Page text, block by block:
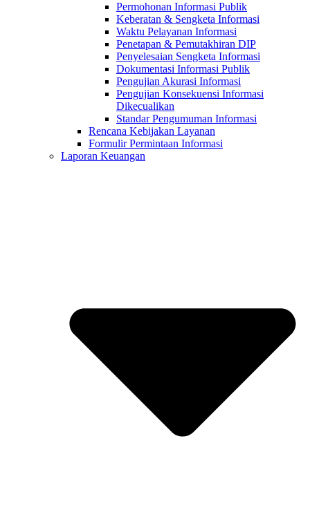
Permohonan Informasi Publik
Keberatan & Sengketa Informasi
Waktu Pelayanan Informasi
Penetapan & Pemutakhiran DIP
Penyelesaian Sengketa Informasi
Dokumentasi Informasi Publik
Pengujian Akurasi Informasi
Pengujian Konsekuensi Informasi
Dikecualikan
Standar Pengumuman Informasi
Rencana Kebijakan Layanan
Formulir Permintaan Informasi
Laporan Keuangan